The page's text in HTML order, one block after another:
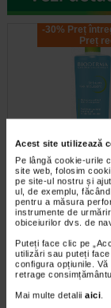
Acest site utilizează
Pe lângă cookie-urile
site web, folosim
pe site-ul nostru și
ul, de exemplu,
pentru a măsura
instrumente de
obiceiurilor dvs. de
Puteți face clic pe
utilizări sau puteți
configura opțiunile.
retrage
Mai multe detalii aici
-30% Preț
Preț
Sebium Gel
curatarea tenului
Bioderma Sebium
este solutia ideala
tenului gras.
-40% Preț